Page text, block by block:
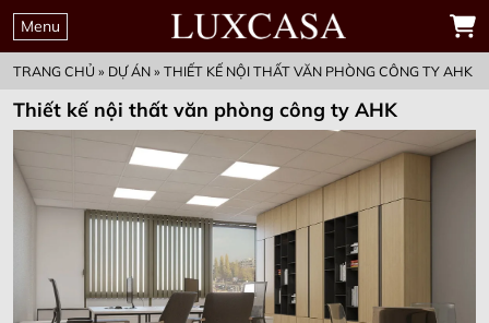
Menu
TRANG CHỦ » DỰ ÁN» THIẾT KẾ NỘI THẤT VĂN PHÒNG CÔNG TY AHK
Thiết kế nội thất văn phòng công ty AHK